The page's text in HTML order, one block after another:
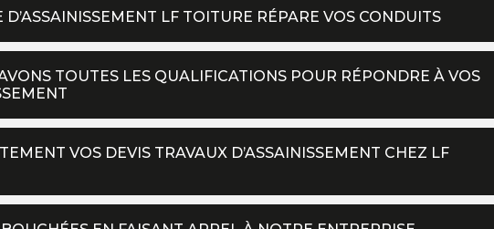
D’ASSAINISSEMENT LF TOITURE RÉPARE VOS CONDUITS
TOUTES LES QUALIFICATIONS POUR RÉPONDRE À VOS
VOS DEVIS TRAVAUX D’ASSAINISSEMENT CHEZ LF